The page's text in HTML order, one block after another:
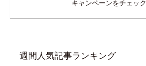
キャンペーンをチェック
週間人気記事ランキング